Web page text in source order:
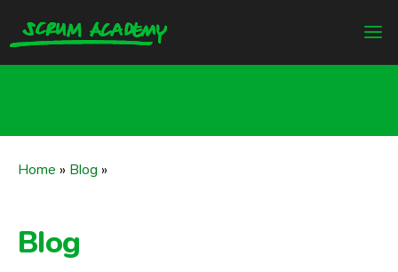
Home » Blog »
Blog